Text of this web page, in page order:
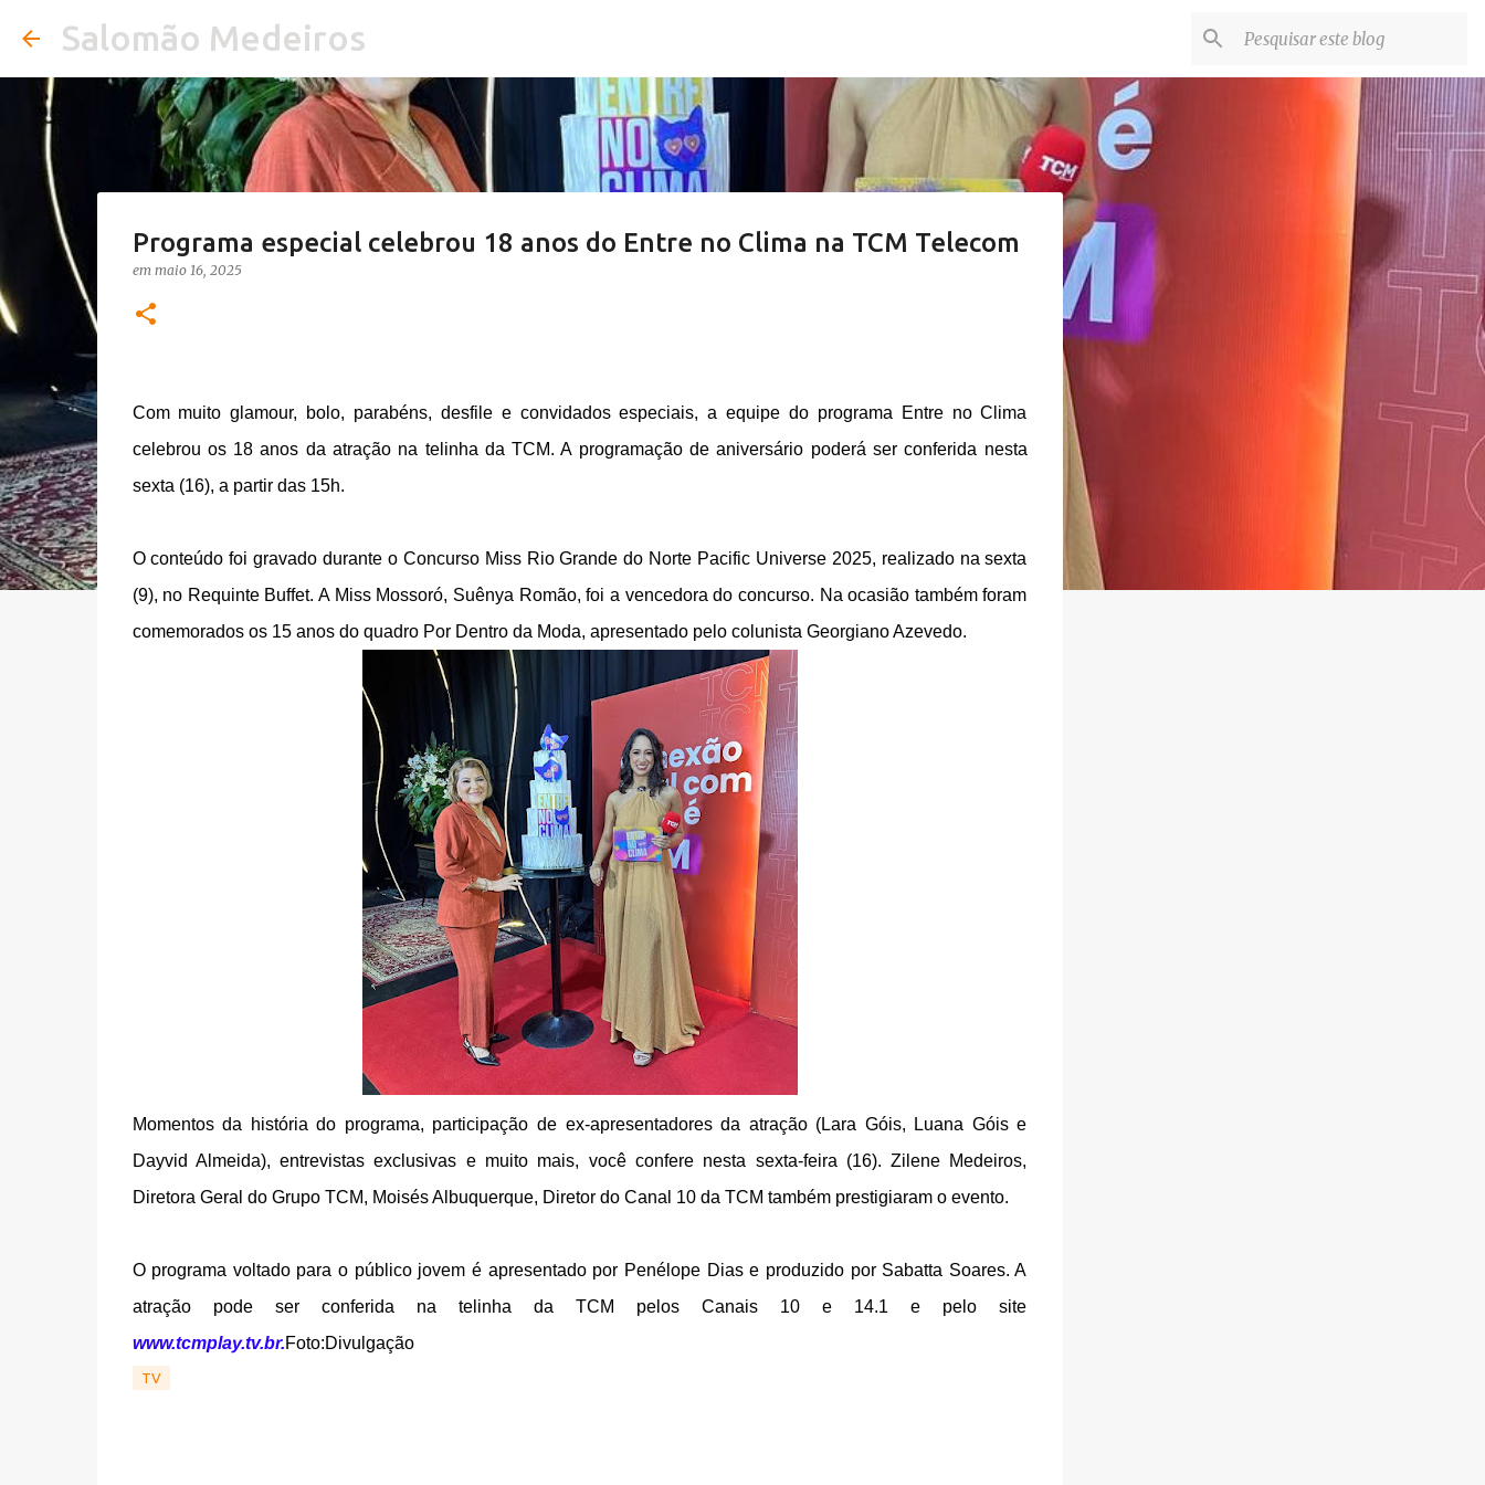
Salomão Medeiros
Programa especial celebrou 18 anos do Entre no Clima na TCM Telecom
em maio 16, 2025
Com muito glamour, bolo, parabéns, desfile e convidados especiais, a equipe do programa Entre no Clima
celebrou os 18 anos da atração na telinha da TCM. A programação de aniversário poderá ser conferida nesta
sexta (16), a partir das 15h.
O conteúdo foi gravado durante o Concurso Miss Rio Grande do Norte Pacific Universe 2025, realizado na sexta
(9), no Requinte Buffet. A Miss Mossoró, Suênya Romão, foi a vencedora do concurso. Na ocasião também foram
comemorados os 15 anos do quadro Por Dentro da Moda, apresentado pelo colunista Georgiano Azevedo.
Momentos da história do programa, participação de ex-apresentadores da atração (Lara Góis, Luana Góis e
Dayvid Almeida), entrevistas exclusivas e muito mais, você confere nesta sexta-feira (16). Zilene Medeiros,
Diretora Geral do Grupo TCM, Moisés Albuquerque, Diretor do Canal 10 da TCM também prestigiaram o evento.
O programa voltado para o público jovem é apresentado por Penélope Dias e produzido por Sabatta Soares. A
atração pode ser conferida na telinha da TCM pelos Canais 10 e 14.1 e pelo site
www.tcmplay.tv.br.Foto:Divulgação
TV